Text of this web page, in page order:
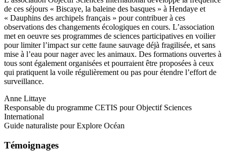
de ces séjours « Biscaye, la baleine des basques » à Hendaye et
« Dauphins des archipels français » pour contribuer à ces
observations des changements écologiques en cours. L’association
met en oeuvre ses programmes de sciences participatives en voilier
pour limiter l’impact sur cette faune sauvage déjà fragilisée, et sans
mise à l’eau pour nager avec les animaux. Des formations ouvertes à
tous sont également organisées et pourraient être proposées à ceux
qui pratiquent la voile régulièrement ou pas pour étendre l’effort de
surveillance.
Anne Littaye
Responsable du programme CETIS pour Objectif Sciences
International
Guide naturaliste pour Explore Océan
Témoignages